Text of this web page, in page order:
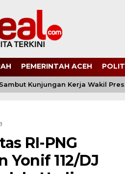
PEMERINTAH ACEH
Kunjungan Kerja Wakil
RI-PNG
Yonif 112/DJ